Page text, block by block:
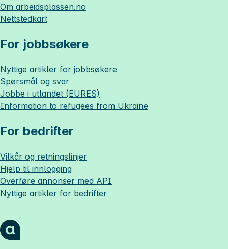
Om arbeidsplassen.no
Nettstedkart
For jobbsøkere
Nyttige artikler for jobbsøkere
Spørsmål og svar
Jobbe i utlandet (EURES)
Information to refugees from Ukraine
For bedrifter
Vilkår og retningslinjer
Hjelp til innlogging
Overføre annonser med API
Nyttige artikler for bedrifter